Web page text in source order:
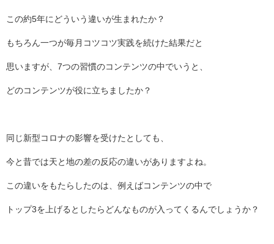
この約5年にどういう違いが生まれたか？
もちろん一つが毎月コツコツ実践を続けた結果だと
思いますが、7つの習慣のコンテンツの中でいうと、
どのコンテンツが役に立ちましたか？
同じ新型コロナの影響を受けたとしても、
今と昔では天と地の差の反応の違いがありますよね。
この違いをもたらしたのは、例えばコンテンツの中で
トップ3を上げるとしたらどんなものが入ってくるんでしょうか？